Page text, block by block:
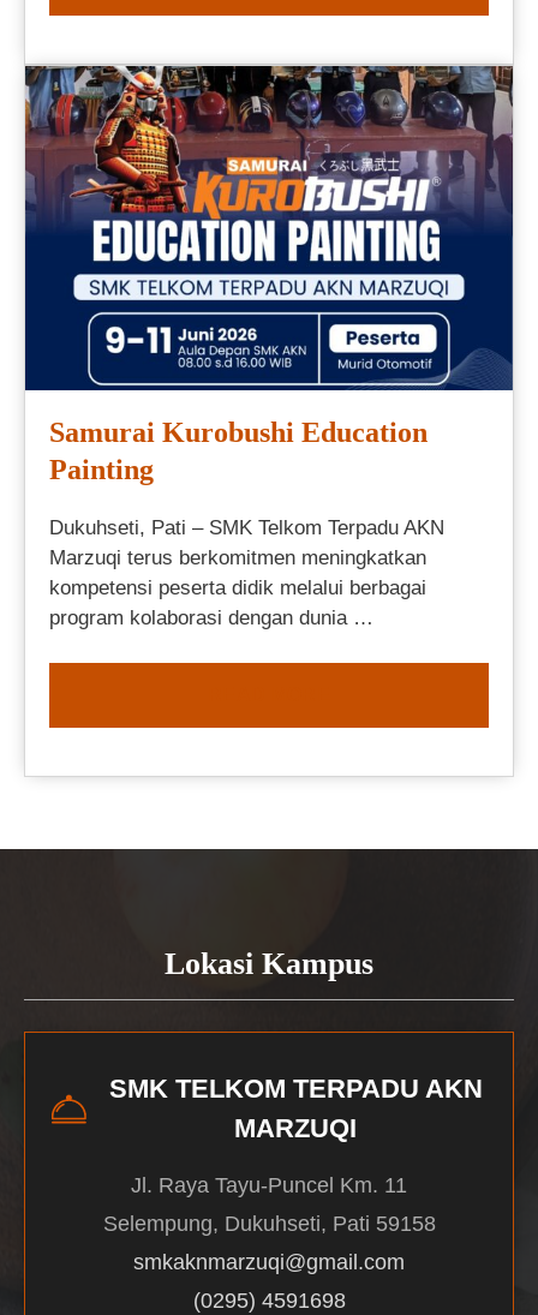
Samurai Kurobushi Education
Painting
Dukuhseti, Pati – SMK Telkom Terpadu AKN
Marzuqi terus berkomitmen meningkatkan
kompetensi peserta didik melalui berbagai
program kolaborasi dengan dunia …
Lokasi Kampus
SMK TELKOM TERPADU AKN
MARZUQI
Jl. Raya Tayu-Puncel Km. 11
Selempung, Dukuhseti, Pati 59158
smkaknmarzuqi@gmail.com
(0295) 4591698